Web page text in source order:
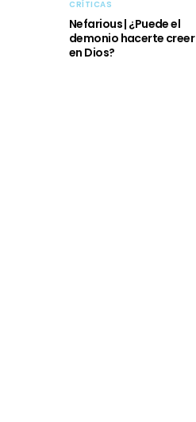
CRÍTICAS
Nefarious | ¿Puede el
demonio hacerte creer
en Dios?